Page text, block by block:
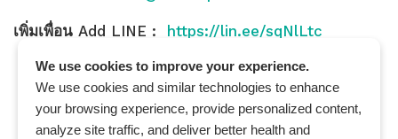
เพิ่มเพื่อน Add LINE : https://lin.ee/sqNlLtc
We use cookies to improve your experience.
We use cookies and similar technologies to enhance
your browsing experience, provide personalized content,
analyze site traffic, and deliver better health and